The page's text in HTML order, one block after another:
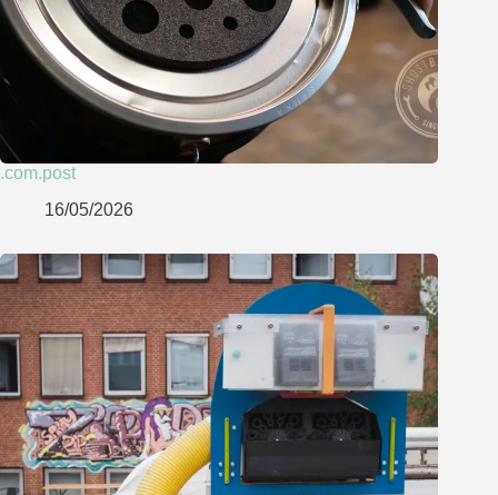
.com.post
16/05/2026